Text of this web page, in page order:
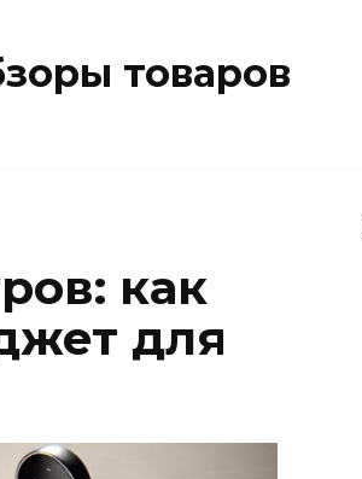
товаров
как
для